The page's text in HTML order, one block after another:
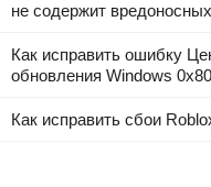
не содержит
Как исправить ошибку
обновления Windows
Как исправить сбои